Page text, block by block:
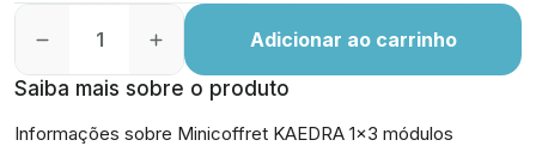
Adicionar ao carrinho
Saiba mais sobre o produto
Informações sobre Minicoffret KAEDRA 1x3 módulos